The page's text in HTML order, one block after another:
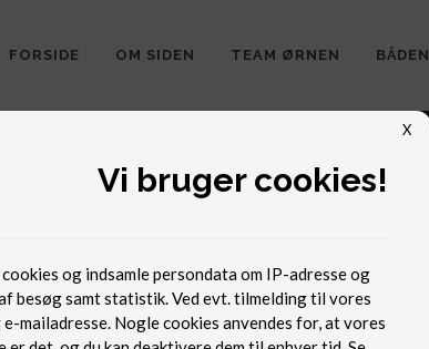
FORSIDE OM SIDEN TEAM ØRNEN BÅDEN
for brug af Team
X
Vi bruger cookies!
og indsamle persondata om IP-adresse og
besøg samt statistik. Ved evt. tilmelding til vores
mailadresse. Nogle cookies anvendes for, at vores